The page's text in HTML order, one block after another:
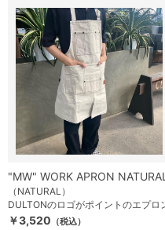
"MW" WORK APRON NATURAL
（NATURAL）
DULTONのロゴがポイントのエプロ
￥3,520 （税込）